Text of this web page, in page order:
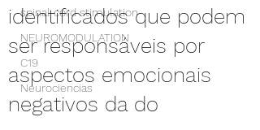
spinal cord stimulation
NEUROMODULATION
C19
Neurociencias
identificados que podem
ser responsáveis por
aspectos emocionais
negativos da do